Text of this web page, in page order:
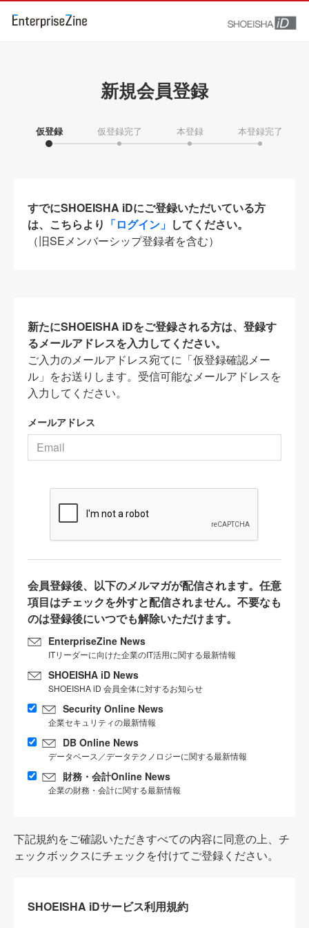
新規会員登録
仮登録 仮登録完了 本登録 本登録完了
すでにSHOEISHA iDにご登録いただいている方
は、こちらより 「ログイン」 してください。
（旧SEメンバーシップ登録者を含む）
新たにSHOEISHA iDをご登録される方は、登録す
るメールアドレスを入力してください。
ご入力のメールアドレス宛てに「仮登録確認メー
ル」をお送りします。受信可能なメールアドレスを
入力してください。
メールアドレス
会員登録後、以下のメルマガが配信されます。任意
項目はチェックを外すと配信されません。不要なも
のは登録後にいつでも解除いただけます。
EnterpriseZine News
ITリーダーに向けた企業のIT活用に関する最新情報
SHOEISHA iD News
SHOEISHA iD 会員全体に対するお知らせ
Security Online News
企業セキュリティの最新情報
DB Online News
データベース／データテクノロジーに関する最新情報
財務・会計Online News
企業の財務・会計に関する最新情報
下記規約をご確認いただきすべての内容に同意の上、チ
ェックボックスにチェックを付けてご登録ください。
SHOEISHA iDサービス利用規約